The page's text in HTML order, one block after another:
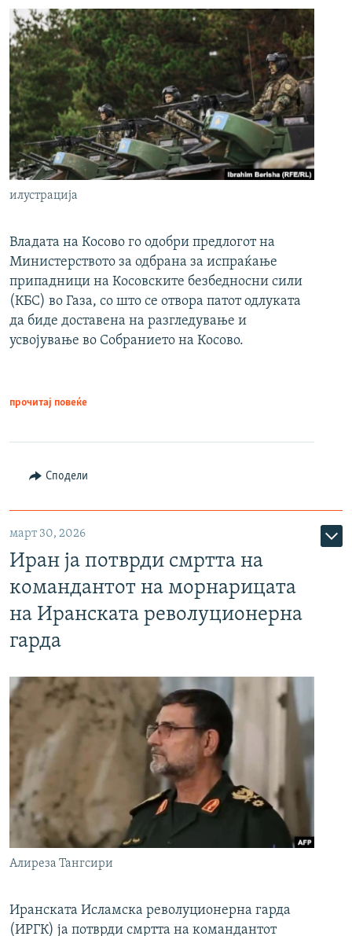
илустрација
Владата на Косово го одобри предлогот на
Министерството за одбрана за испраќање
припадници на Косовските безбедносни сили
(КБС) во Газа, со што се отвора патот одлуката
да биде доставена на разгледување и
усвојување во Собранието на Косово.
прочитај повеќе
Сподели
март 30, 2026
Иран ја потврди смртта на
командантот на морнарицата
на Иранската револуционерна
гарда
Алиреза Тангсири
Иранската Исламска револуционерна гарда
(ИРГК) ја потврди смртта на командантот